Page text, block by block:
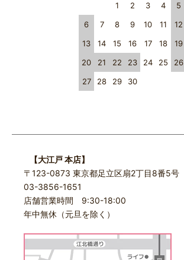
1
2 3 4
5
6
7 8 9 10 11
12
13
14 15 16 17 18
19
20
21 22 23 24 25
26
27
28 29 30
【大江戸 本店】
〒123-0873 東京都足立区扇2丁目8番5号
03-3856-1651
店舗営業時間 9:30-18:00
年中無休（元旦を除く）